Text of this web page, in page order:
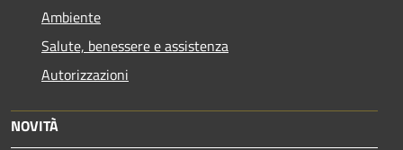
Ambiente
Salute, benessere e assistenza
Autorizzazioni
NOVITÀ